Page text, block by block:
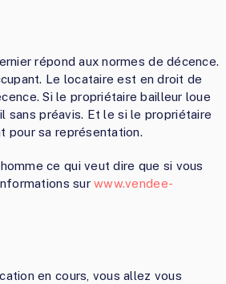
répond aux normes de décence.
Le locataire est en droit de
Si le propriétaire bailleur loue
sans préavis. Et le si le propriétaire
pour sa représentation.
ce qui veut dire que si vous
surwww.vendee-
en cours, vous allez vous